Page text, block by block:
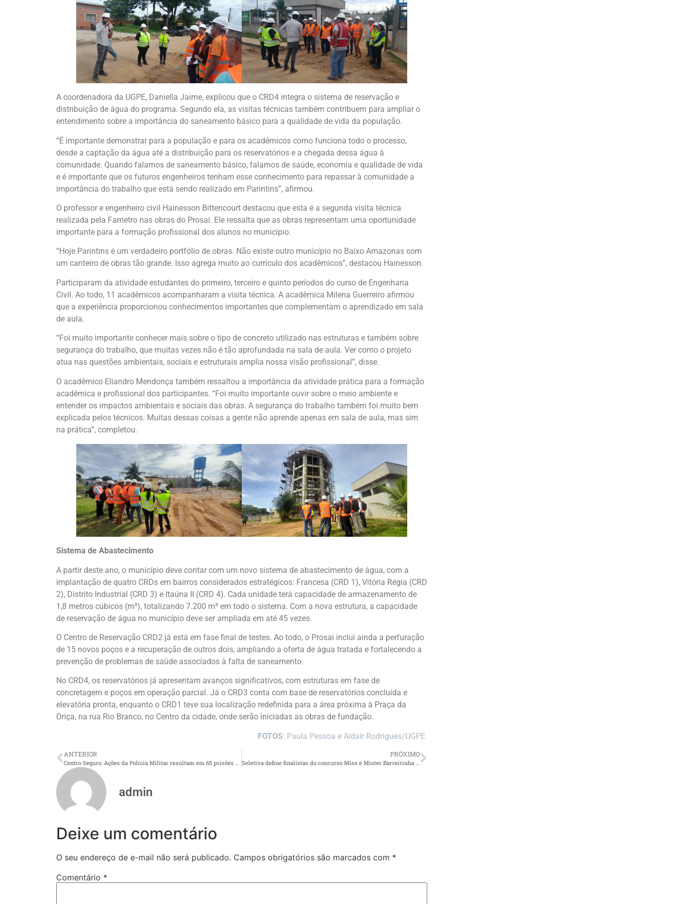
A coordenadora da UGPE, Daniella Jaime, explicou que o CRD4 integra o sistema de reservação e
distribuição de água do programa. Segundo ela, as visitas técnicas também contribuem para ampliar o
entendimento sobre a importância do saneamento básico para a qualidade de vida da população.
“É importante demonstrar para a população e para os acadêmicos como funciona todo o processo,
desde a captação da água até a distribuição para os reservatórios e a chegada dessa água à
comunidade. Quando falamos de saneamento básico, falamos de saúde, economia e qualidade de vida
e é importante que os futuros engenheiros tenham esse conhecimento para repassar à comunidade a
importância do trabalho que está sendo realizado em Parintins”, afirmou.
O professor e engenheiro civil Hainesson Bittencourt destacou que esta é a segunda visita técnica
realizada pela Fametro nas obras do Prosai. Ele ressalta que as obras representam uma oportunidade
importante para a formação profissional dos alunos no município.
“Hoje Parintins é um verdadeiro portfólio de obras. Não existe outro município no Baixo Amazonas com
um canteiro de obras tão grande. Isso agrega muito ao currículo dos acadêmicos”, destacou Hainesson.
Participaram da atividade estudantes do primeiro, terceiro e quinto períodos do curso de Engenharia
Civil. Ao todo, 11 acadêmicos acompanharam a visita técnica. A acadêmica Milena Guerreiro afirmou
que a experiência proporcionou conhecimentos importantes que complementam o aprendizado em sala
de aula.
“Foi muito importante conhecer mais sobre o tipo de concreto utilizado nas estruturas e também sobre
segurança do trabalho, que muitas vezes não é tão aprofundada na sala de aula. Ver como o projeto
atua nas questões ambientais, sociais e estruturais amplia nossa visão profissional”, disse.
O acadêmico Eliandro Mendonça também ressaltou a importância da atividade prática para a formação
acadêmica e profissional dos participantes. “Foi muito importante ouvir sobre o meio ambiente e
entender os impactos ambientais e sociais das obras. A segurança do trabalho também foi muito bem
explicada pelos técnicos. Muitas dessas coisas a gente não aprende apenas em sala de aula, mas sim
na prática”, completou.
Sistema de Abastecimento
A partir deste ano, o município deve contar com um novo sistema de abastecimento de água, com a
implantação de quatro CRDs em bairros considerados estratégicos: Francesa (CRD 1), Vitória Régia (CRD
2), Distrito Industrial (CRD 3) e Itaúna II (CRD 4). Cada unidade terá capacidade de armazenamento de
1,8 metros cúbicos (m³), totalizando 7.200 m³ em todo o sistema. Com a nova estrutura, a capacidade
de reservação de água no município deve ser ampliada em até 45 vezes.
O Centro de Reservação CRD2 já está em fase final de testes. Ao todo, o Prosai inclui ainda a perfuração
de 15 novos poços e a recuperação de outros dois, ampliando a oferta de água tratada e fortalecendo a
prevenção de problemas de saúde associados à falta de saneamento.
No CRD4, os reservatórios já apresentam avanços significativos, com estruturas em fase de
concretagem e poços em operação parcial. Já o CRD3 conta com base de reservatórios concluída e
elevatória pronta, enquanto o CRD1 teve sua localização redefinida para a área próxima à Praça da
Onça, na rua Rio Branco, no Centro da cidade, onde serão iniciadas as obras de fundação.
FOTOS: Paula Pessoa e Aldair Rodrigues/UGPE
ANTERIOR
Centro Seguro: Ações da Polícia Militar resultam em 65 prisões no Centro de Manaus em abril
PRÓXIMO
Seletiva define finalistas do concurso Miss e Mister Barreirinha 2026 durante programação dos 145 anos do município
admin
Deixe um comentário
O seu endereço de e-mail não será publicado. Campos obrigatórios são marcados com *
Comentário *